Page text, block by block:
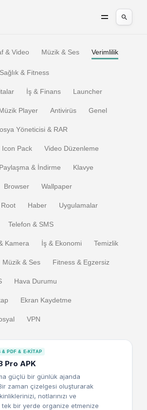
& Video Müzik & Ses Verimlilik
Sağlık & Fitness
İş & Finans Launcher
Player Antivirüs Genel
Yöneticisi & RAR
Icon Pack Video Düzenleme
& İndirme Klavye
Browser Wallpaper
Root Haber Uygulamalar
Telefon & SMS
Kamera İş & Ekonomi Temizlik
Müzik & Ses Fitness & Egzersiz
Hava Durumu
Ekran Kaydetme
VPN
& PDF & E-KITAP
Pro APK
güçlü bir günlük ajanda
zaman çizelgesi oluşturarak
notlarınızı ve
tek bir yerde organize etmenize